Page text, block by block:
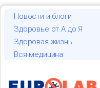
Новости и блоги
Здоровье от А до Я
Здоровая жизнь
Вся медицина